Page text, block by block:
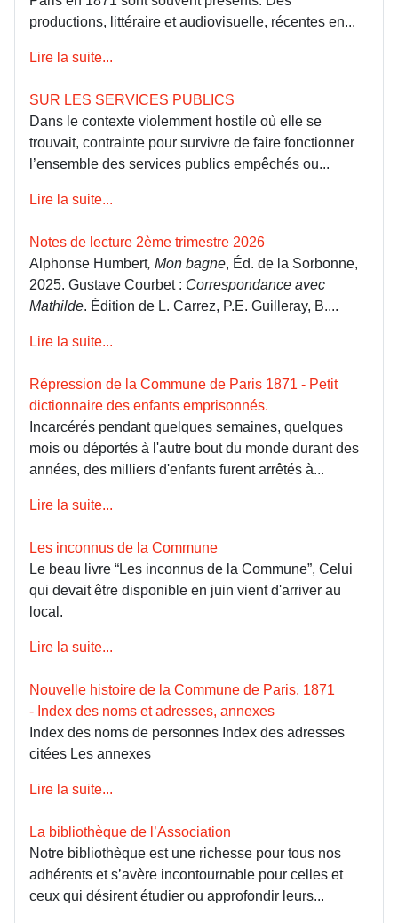
productions, littéraire et audiovisuelle, récentes en...
Lire la suite...
SUR LES SERVICES PUBLICS
Dans le contexte violemment hostile où elle se
trouvait, contrainte pour survivre de faire fonctionner
l’ensemble des services publics empêchés ou...
Lire la suite...
Notes de lecture 2ème trimestre 2026
Alphonse Humbert, Mon bagne, Éd. de la Sorbonne,
2025. Gustave Courbet : Correspondance avec
Mathilde. Édition de L. Carrez, P.E. Guilleray, B....
Lire la suite...
Répression de la Commune de Paris 1871 - Petit
dictionnaire des enfants emprisonnés.
Incarcérés pendant quelques semaines, quelques
mois ou déportés à l'autre bout du monde durant des
années, des milliers d'enfants furent arrêtés à...
Lire la suite...
Les inconnus de la Commune
Le beau livre “Les inconnus de la Commune”, Celui
qui devait être disponible en juin vient d'arriver au
local.
Lire la suite...
Nouvelle histoire de la Commune de Paris, 1871
- Index des noms et adresses, annexes
Index des noms de personnes Index des adresses
citées Les annexes
Lire la suite...
La bibliothèque de l’Association
Notre bibliothèque est une richesse pour tous nos
adhérents et s’avère incontournable pour celles et
ceux qui désirent étudier ou approfondir leurs...